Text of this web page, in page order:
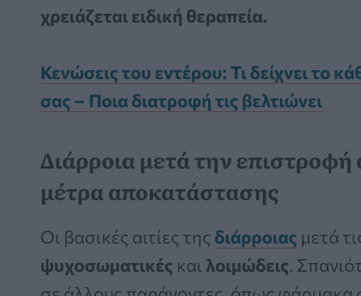
χρειάζεται ειδική θεραπεία.
Κενώσεις του εντέρου: Τι δείχνει το
σας – Ποια διατροφή τις βελτιώνει
Διάρροια μετά την επιστροφή
μέτρα αποκατάστασης
Οι βασικές αιτίες της διάρροιας μετά
ψυχοσωματικές και λοιμώδεις.